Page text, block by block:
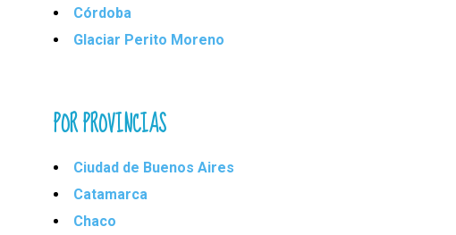
Córdoba
Glaciar Perito Moreno
POR PROVINCIAS
Ciudad de Buenos Aires
Catamarca
Chaco